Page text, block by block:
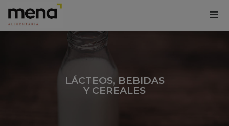
LÁCTEOS, BEBIDAS
Y CEREALES